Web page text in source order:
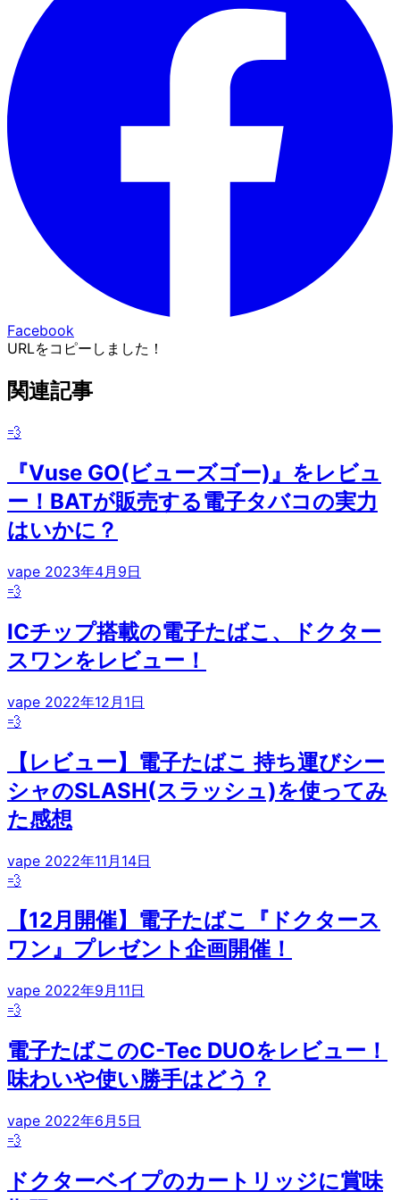
Facebook
URLをコピーしました！
関連記事
💨
『Vuse GO(ビューズゴー)』をレビュ
ー！BATが販売する電子タバコの実力
はいかに？
vape 2023年4月9日
💨
ICチップ搭載の電子たばこ、ドクター
スワンをレビュー！
vape 2022年12月1日
💨
【レビュー】電子たばこ 持ち運びシー
シャのSLASH(スラッシュ)を使ってみ
た感想
vape 2022年11月14日
💨
【12月開催】電子たばこ『ドクタース
ワン』プレゼント企画開催！
vape 2022年9月11日
💨
電子たばこのC-Tec DUOをレビュー！
味わいや使い勝手はどう？
vape 2022年6月5日
💨
ドクターベイプのカートリッジに賞味